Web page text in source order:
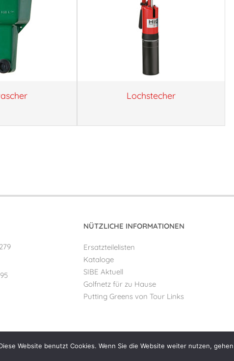
Lochstecher
NÜTZLICHE INFORMATIONEN
Ersatzteilelisten
Kataloge
SIBE Aktuell
Golfnetz für zu Hause
Putting Greens von Tour Links
© SIBE
Website benutzt Cookies. Wenn Sie die Website weiter nutzen,